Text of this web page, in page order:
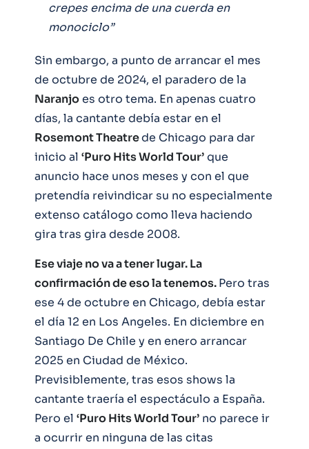
crepes encima de una cuerda en
monociclo”
Sin embargo, a punto de arrancar el mes
de octubre de 2024, el paradero de la
Naranjoes otro tema. En apenas cuatro
días, la cantante debía estar en el
Rosemont Theatrede Chicago para dar
inicio al ‘Puro Hits World Tour’que
anuncio hace unos meses y con el que
pretendía reivindicar su no especialmente
extenso catálogo como lleva haciendo
gira tras gira desde 2008.
Ese viaje no va a tener lugar. La
confirmación de eso la tenemos.Pero tras
ese 4 de octubre en Chicago, debía estar
el día 12 en Los Angeles. En diciembre en
Santiago De Chile y en enero arrancar
2025 en Ciudad de México.
Previsiblemente, tras esos shows la
cantante traería el espectáculo a España.
Pero el ‘Puro Hits World Tour’ no parece ir
a ocurrir en ninguna de las citas